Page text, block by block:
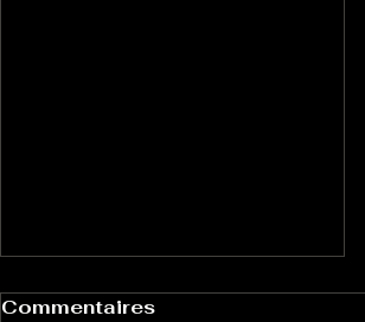
Commentaires